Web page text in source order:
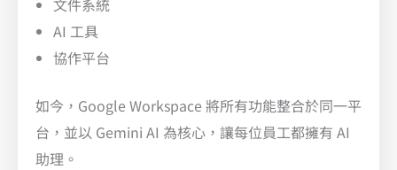
AI 工具
協作平台
如今，Google Workspace 將所有功能整合於同一平
台，並以 Gemini AI 為核心，讓每位員工都擁有 AI
助理。